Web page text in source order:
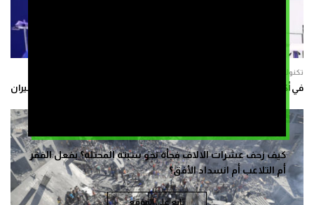
كيف زحف عشرات الالاف فجأة نحو سبتة المحتلة؟ بفعل الفقر
أم التلاعب أم انسداد الأفق؟
تابع على الموقع
تكنولوجيا
في أكتوبر.. “الصناعات الجوية الإسرائيلية” تشارك في معرض مراكش للطيران